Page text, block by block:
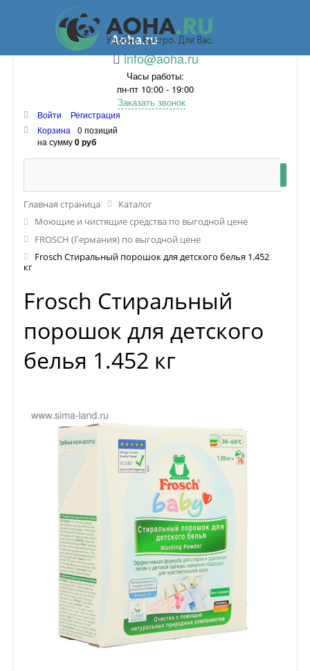
Aoha.ru
info@aoha.ru
Часы работы:
пн-пт 10:00 - 19:00
Заказать звонок
Войти
Регистрация
Корзина
0 позиций
на сумму0 руб
Главная страница
Каталог
Моющие и чистящие средства по выгодной цене
FROSCH (Германия) по выгодной цене
Frosch Стиральный порошок для детского белья 1.452
кг
Frosch Стиральный
порошок для детского
белья 1.452 кг